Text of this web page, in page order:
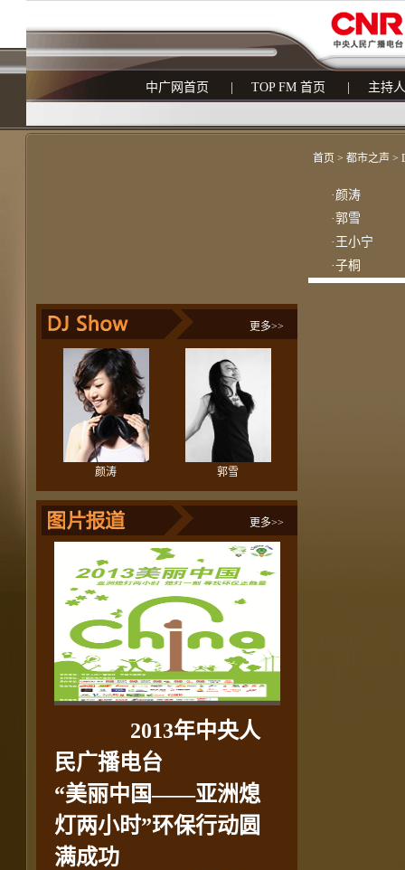
中广网首页 TOP FM 首页 主持人
更多>>
颜涛 郭雪
更多>>
2013年中央人
民广播电台
“美丽中国——亚洲熄
灯两小时”环保行动圆
满成功
首页 > 都市之声 >
· 颜涛
·郭雪
· 王小宁
·子桐